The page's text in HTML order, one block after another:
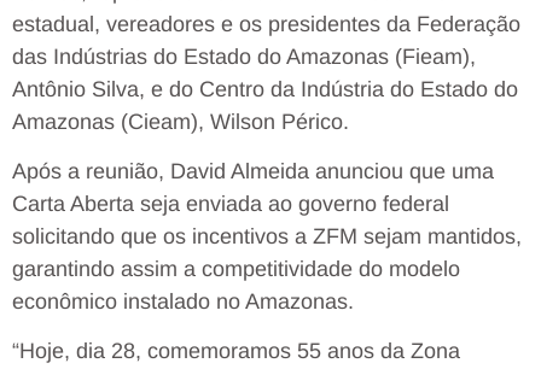
estadual, vereadores e os presidentes da Federação
das Indústrias do Estado do Amazonas (Fieam),
Antônio Silva, e do Centro da Indústria do Estado do
Amazonas (Cieam), Wilson Périco.
Após a reunião, David Almeida anunciou que uma
Carta Aberta seja enviada ao governo federal
solicitando que os incentivos a ZFM sejam mantidos,
garantindo assim a competitividade do modelo
econômico instalado no Amazonas.
“Hoje, dia 28, comemoramos 55 anos da Zona